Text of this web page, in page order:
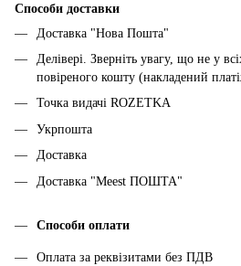
Способи доставки
Доставка "Нова Пошта"
Делівері. Зверніть увагу, що не у
повіреного кошту (накладений
Точка видачі ROZETKA
Укрпошта
Доставка
Доставка "Meest ПОШТА"
Способи оплати
Оплата за реквізитами без ПДВ